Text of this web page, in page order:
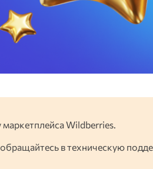
маркетплейса Wildberries.
в техническую